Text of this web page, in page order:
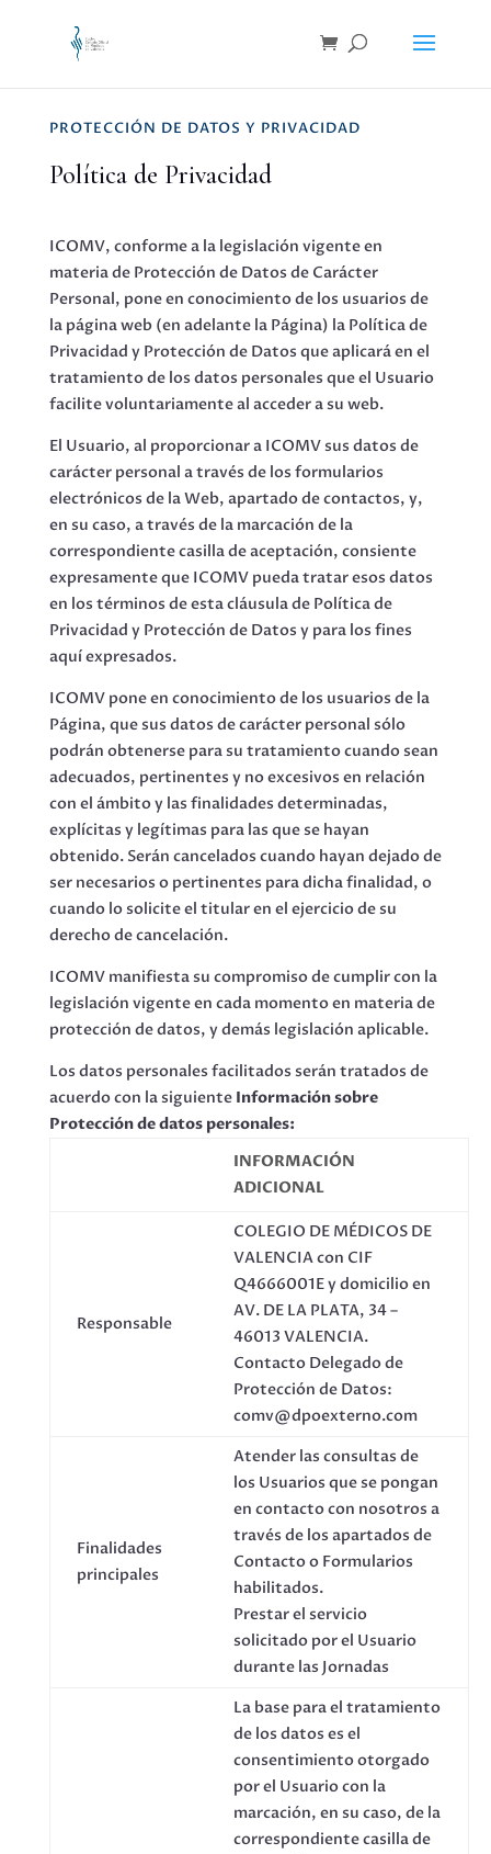
PROTECCIÓN DE DATOS Y PRIVACIDAD
Política de Privacidad
ICOMV, conforme a la legislación vigente en
materia de Protección de Datos de Carácter
Personal, pone en conocimiento de los usuarios de
la página web (en adelante la Página) la Política de
Privacidad y Protección de Datos que aplicará en el
tratamiento de los datos personales que el Usuario
facilite voluntariamente al acceder a su web.
El Usuario, al proporcionar a ICOMV sus datos de
carácter personal a través de los formularios
electrónicos de la Web, apartado de contactos, y,
en su caso, a través de la marcación de la
correspondiente casilla de aceptación, consiente
expresamente que ICOMV pueda tratar esos datos
en los términos de esta cláusula de Política de
Privacidad y Protección de Datos y para los fines
aquí expresados.
ICOMV pone en conocimiento de los usuarios de la
Página, que sus datos de carácter personal sólo
podrán obtenerse para su tratamiento cuando sean
adecuados, pertinentes y no excesivos en relación
con el ámbito y las finalidades determinadas,
explícitas y legítimas para las que se hayan
obtenido. Serán cancelados cuando hayan dejado de
ser necesarios o pertinentes para dicha finalidad, o
cuando lo solicite el titular en el ejercicio de su
derecho de cancelación.
ICOMV manifiesta su compromiso de cumplir con la
legislación vigente en cada momento en materia de
protección de datos, y demás legislación aplicable.
Los datos personales facilitados serán tratados de
acuerdo con la siguiente Información sobre
Protección de datos personales:
INFORMACIÓN
ADICIONAL
Responsable
COLEGIO DE MÉDICOS DE
VALENCIA con CIF
Q4666001E y domicilio en
AV. DE LA PLATA, 34 –
46013 VALENCIA.
Contacto Delegado de
Protección de Datos:
comv@dpoexterno.com
Finalidades
principales
Atender las consultas de
los Usuarios que se pongan
en contacto con nosotros a
través de los apartados de
Contacto o Formularios
habilitados.
Prestar el servicio
solicitado por el Usuario
durante las Jornadas
La base para el tratamiento
de los datos es el
consentimiento otorgado
por el Usuario con la
marcación, en su caso, de la
correspondiente casilla de